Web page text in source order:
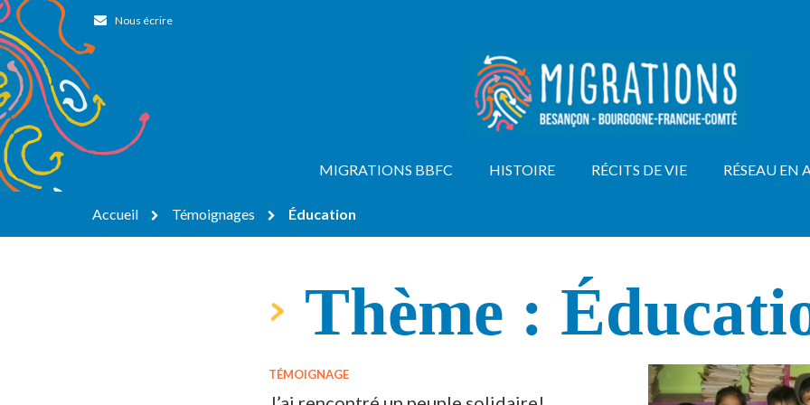
Gestion des traceurs
Nous écrire
MIGRATIONS BBFC HISTOIRE RÉCITS DE VIE RÉSEAU EN
Accueil Témoignages Éducation
Thème :
TÉMOIGNAGE